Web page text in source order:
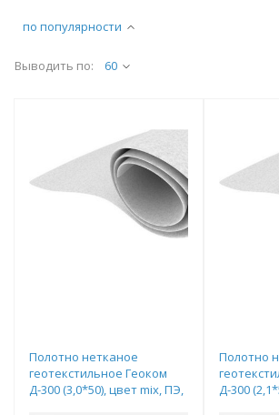
по популярности
Выводить по: 60
Полотно нетканое
геотекстильное Геоком
Д-300 (3,0*50), цвет mix, ПЭ,
Полотно
Д-300